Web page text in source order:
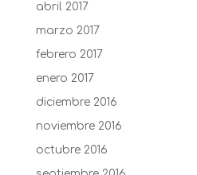
abril 2017
marzo 2017
febrero 2017
enero 2017
diciembre 2016
noviembre 2016
octubre 2016